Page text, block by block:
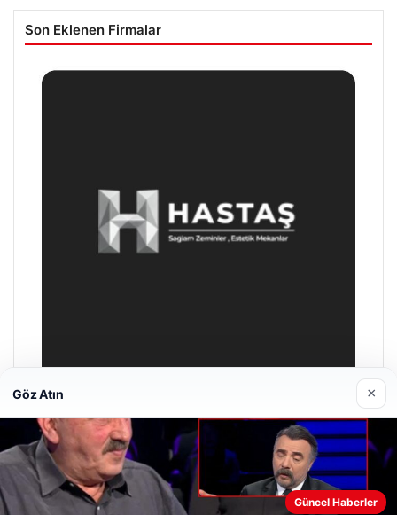
Son Eklenen Firmalar
Enes Kaplan Avukatlık Bürosu
28/04/2026
Web sitemizi nasıl kullandığınızı daha iyi anlayabilmek,
Göz Atın ×
Güncel Haberler